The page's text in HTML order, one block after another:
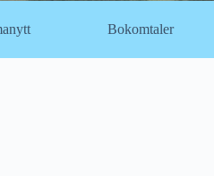
Bokomtaler